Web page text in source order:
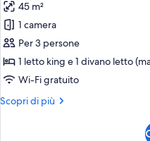
le
foto
per
Camera
familiare
45 m²
1 camera
Per 3 persone
1 letto king e 1 divano letto
Wi-Fi gratuito
Scopri di più
Altri